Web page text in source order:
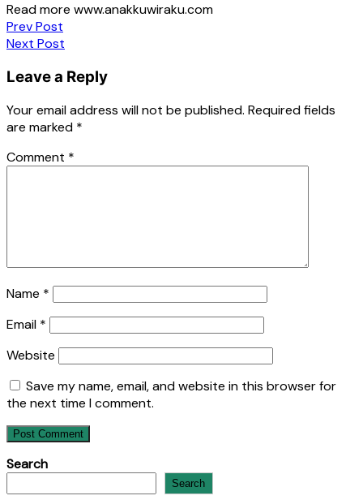
Read more www.anakkuwiraku.com
Post
navigation
Prev Post
Next Post
Leave a Reply
Your email address will not be published. Required fields
are marked *
Comment *
Name *
Email *
Website
Save my name, email, and website in this browser for
the next time I comment.
Search
Search